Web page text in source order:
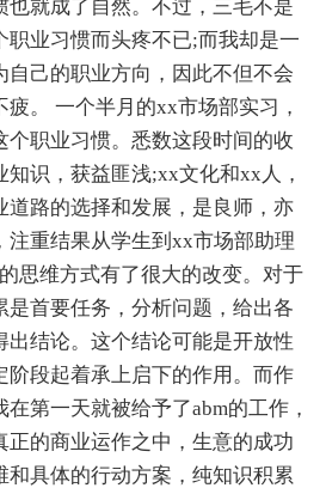
也就成了自然。不过，三毛不是
职业习惯而头疼不已;而我却是一
自己的职业方向，因此不但不会
。 一个半月的xx市场部实习，
个职业习惯。悉数这段时间的收
识，获益匪浅;xx文化和xx人，
道路的选择和发展，是良师，亦
注重结果从学生到xx市场部助理
思维方式有了很大的改变。对于
是首要任务，分析问题，给出各
出结论。这个结论可能是开放性
阶段起着承上启下的作用。而作
第一天就被给予了abm的工作，
正的商业运作之中，生意的成功
和具体的行动方案，纯知识积累